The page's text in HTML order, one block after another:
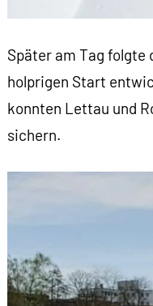
Später am Tag folgte
holprigen Start
konnten Lettau und
sichern.